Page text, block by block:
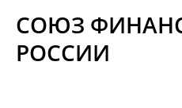
Материалы
СОЮЗ
РОССИИ